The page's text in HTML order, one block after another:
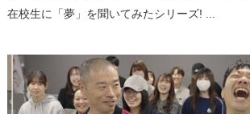
在校生に「夢」を聞いてみたシリーズ! ...